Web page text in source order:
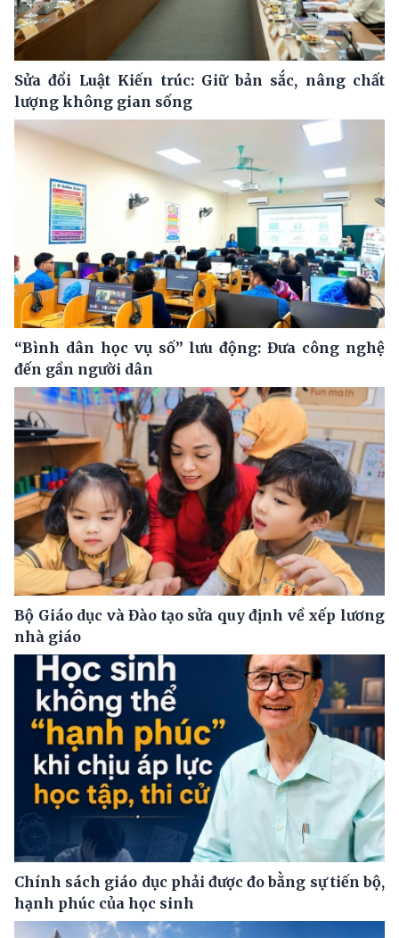
Sửa đổi Luật Kiến trúc: Giữ bản sắc, nâng chất
lượng không gian sống
“Bình dân học vụ số” lưu động: Đưa công nghệ
đến gần người dân
Bộ Giáo dục và Đào tạo sửa quy định về xếp lương
nhà giáo
Chính sách giáo dục phải được đo bằng sự tiến bộ,
hạnh phúc của học sinh